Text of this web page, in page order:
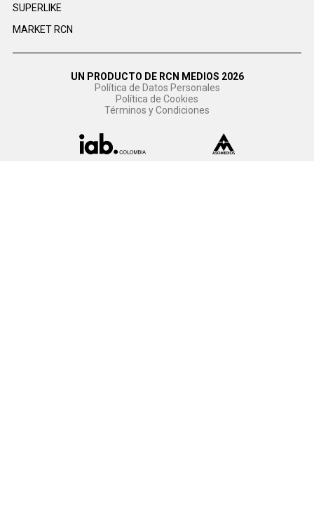
SUPERLIKE
MARKET RCN
UN PRODUCTO DE RCN MEDIOS 2026
Política de Datos Personales
Política de Cookies
Términos y Condiciones